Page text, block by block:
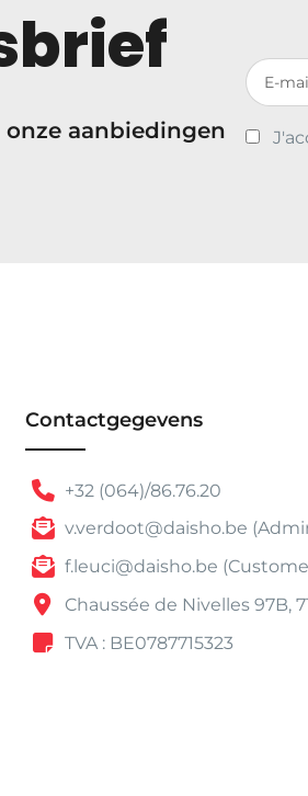
aanbiedingen
Votre
Contactgegevens
+32 (064)/86.76.20
v.verdoot@daisho.be
f.leuci@daisho.be
Chaussée de Nivelles 97B,
TVA : BE0787715323